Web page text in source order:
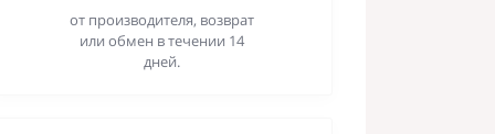
от производителя, возврат
или обмен в течении 14
дней.